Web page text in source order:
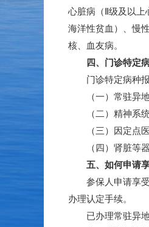
心脏病（Ⅱ级及以
海洋性贫血）、慢
核、血友病。
四、门诊特定病
门诊特定病种报
（一）常驻异地
（二）精神系统
（三）因定点医
（四）肾脏等器
五、如何申请享
参保人申请享受
办理认定手续。
已办理常驻异地